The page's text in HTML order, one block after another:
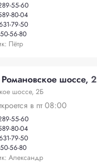
55-60
80-04
79-50
56-80
Пётр
шоссе,
шоссе, 2Б
в пт 08:00
55-60
80-04
79-50
56-80
Александр